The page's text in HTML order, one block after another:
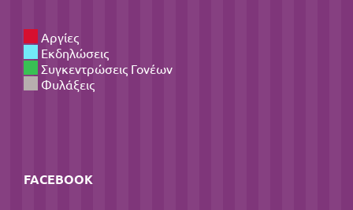
Αργίες
Εκδηλώσεις
Συγκεντρώσεις Γονέων
Φυλάξεις
FACEBOOK